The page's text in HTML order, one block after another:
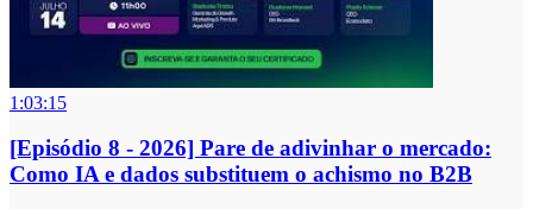
1:03:15
[Episódio 8 - 2026] Pare de adivinhar o mercado:
Como IA e dados substituem o achismo no B2B